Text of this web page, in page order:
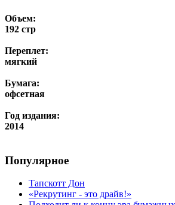
Объем:
192 стр
Переплет:
мягкий
Бумага:
офсетная
Год издания:
2014
Популярное
Тапскотт Дон
«Рекрутинг - это драйв!»